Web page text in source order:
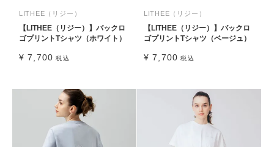
LITHEE（リジー）
【LITHEE（リジー）】バックロ
ゴプリントTシャツ（ホワイト）
¥ 7,700 税込
LITHEE（リジー）
【LITHEE（リジー）】バックロ
ゴプリントTシャツ（ベージュ）
¥ 7,700 税込